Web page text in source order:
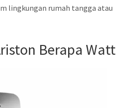
lingkungan rumah tangga atau
Berapa Watt